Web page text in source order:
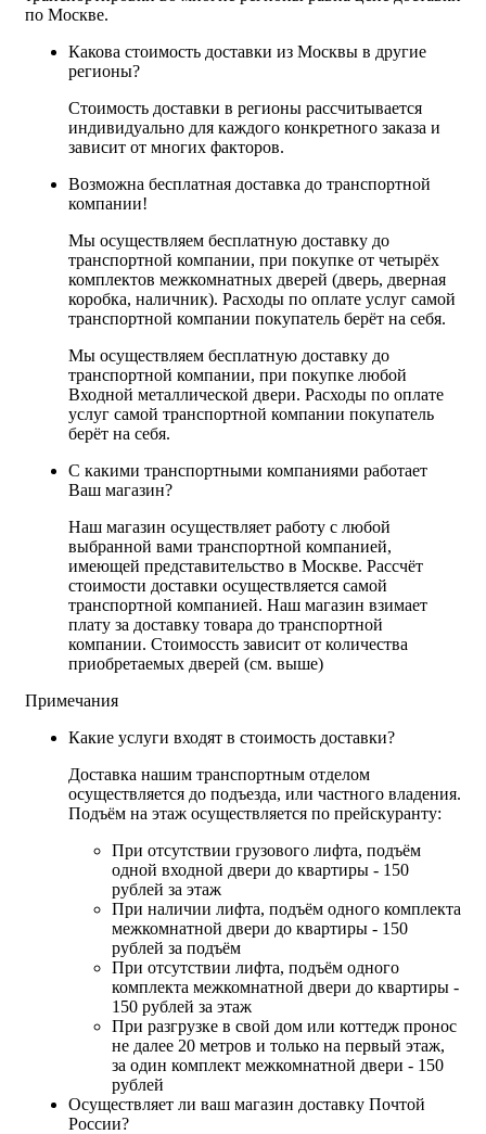
по Москве.
Какова стоимость доставки из Москвы в другие
регионы?
Стоимость доставки в регионы рассчитывается
индивидуально для каждого конкретного заказа и
зависит от многих факторов.
Возможна бесплатная доставка до транспортной
компании!
Мы осуществляем бесплатную доставку до
транспортной компании, при покупке от четырёх
комплектов межкомнатных дверей (дверь, дверная
коробка, наличник). Расходы по оплате услуг самой
транспортной компании покупатель берёт на себя.
Мы осуществляем бесплатную доставку до
транспортной компании, при покупке любой
Входной металлической двери. Расходы по оплате
услуг самой транспортной компании покупатель
берёт на себя.
С какими транспортными компаниями работает
Ваш магазин?
Наш магазин осуществляет работу с любой
выбранной вами транспортной компанией,
имеющей представительство в Москве. Рассчёт
стоимости доставки осуществляется самой
транспортной компанией. Наш магазин взимает
плату за доставку товара до транспортной
компании. Стоимоссть зависит от количества
приобретаемых дверей (см. выше)
Примечания
Какие услуги входят в стоимость доставки?
Доставка нашим транспортным отделом
осуществляется до подъезда, или частного владения.
Подъём на этаж осуществляется по прейскуранту:
При отсутствии грузового лифта, подъём
одной входной двери до квартиры - 150
рублей за этаж
При наличии лифта, подъём одного комплекта
межкомнатной двери до квартиры - 150
рублей за подъём
При отсутствии лифта, подъём одного
комплекта межкомнатной двери до квартиры -
150 рублей за этаж
При разгрузке в свой дом или коттедж пронос
не далее 20 метров и только на первый этаж,
за один комплект межкомнатной двери - 150
рублей
Осуществляет ли ваш магазин доставку Почтой
России?